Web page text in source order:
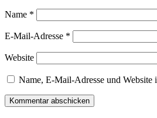
Name *
E-Mail-Adresse *
Website
Name, E-Mail-Adresse und Website